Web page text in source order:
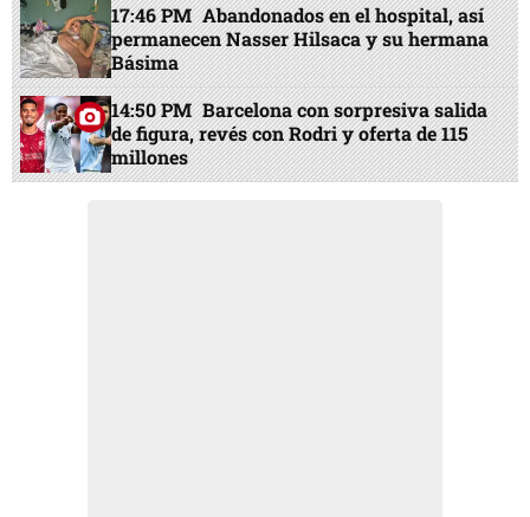
17:46 PM Abandonados en el hospital, así
permanecen Nasser Hilsaca y su hermana
Básima
14:50 PM Barcelona con sorpresiva salida
de figura, revés con Rodri y oferta de 115
millones